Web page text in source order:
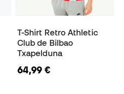
T-Shirt Retro Athletic
Club de Bilbao
Txapelduna
64,99 €